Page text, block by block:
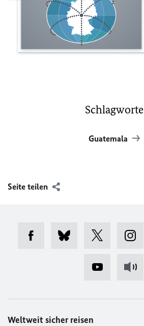
Schlagworte
Guatemala
Seite teilen
Weltweit sicher reisen